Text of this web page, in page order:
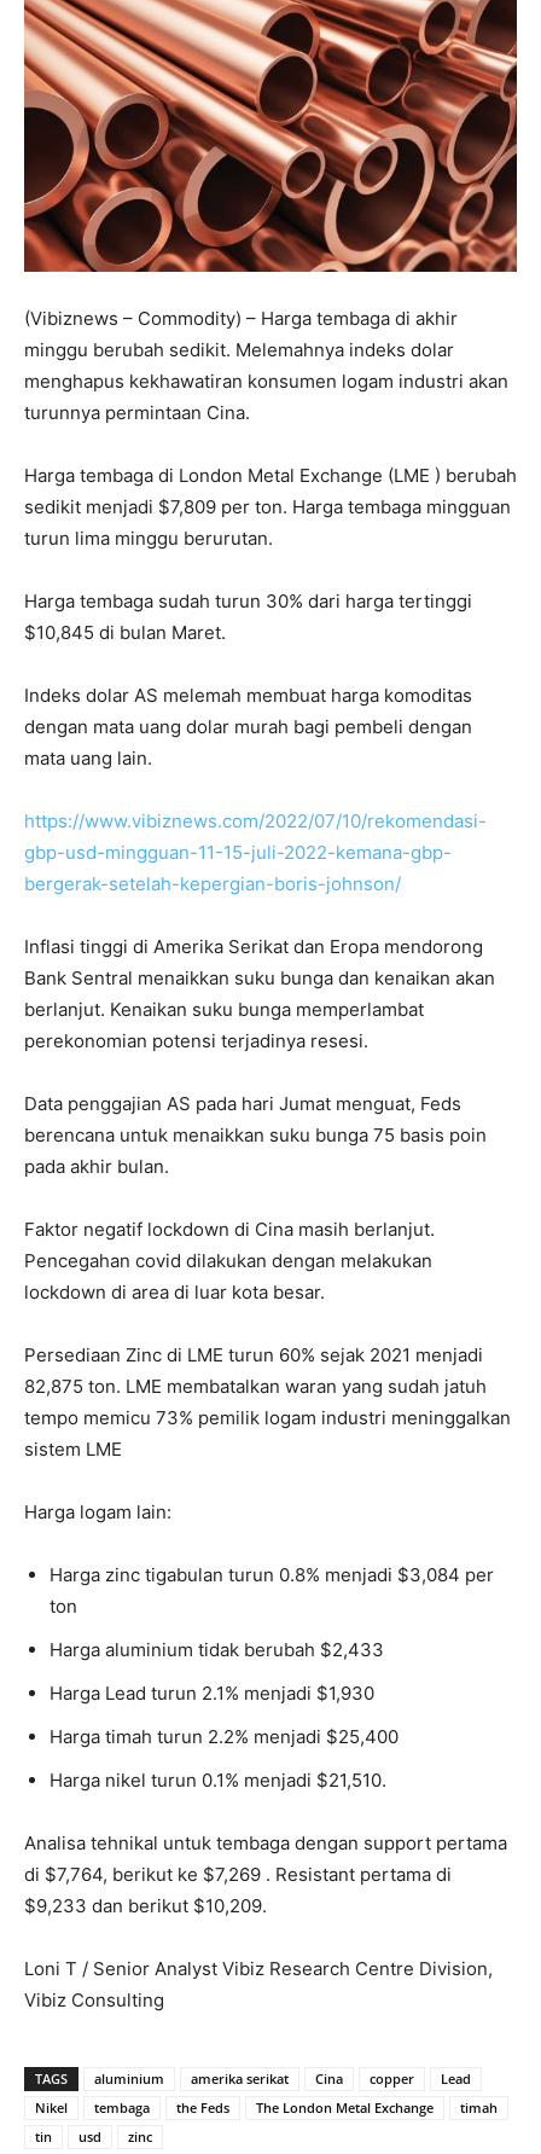
(Vibiznews – Commodity) – Harga tembaga di akhir
minggu berubah sedikit. Melemahnya indeks dolar
menghapus kekhawatiran konsumen logam industri akan
turunnya permintaan Cina.
Harga tembaga di London Metal Exchange (LME ) berubah
sedikit menjadi $7,809 per ton. Harga tembaga mingguan
turun lima minggu berurutan.
Harga tembaga sudah turun 30% dari harga tertinggi
$10,845 di bulan Maret.
Indeks dolar AS melemah membuat harga komoditas
dengan mata uang dolar murah bagi pembeli dengan
mata uang lain.
https://www.vibiznews.com/2022/07/10/rekomendasi-
gbp-usd-mingguan-11-15-juli-2022-kemana-gbp-
bergerak-setelah-kepergian-boris-johnson/
Inflasi tinggi di Amerika Serikat dan Eropa mendorong
Bank Sentral menaikkan suku bunga dan kenaikan akan
berlanjut. Kenaikan suku bunga memperlambat
perekonomian potensi terjadinya resesi.
Data penggajian AS pada hari Jumat menguat, Feds
berencana untuk menaikkan suku bunga 75 basis poin
pada akhir bulan.
Faktor negatif lockdown di Cina masih berlanjut.
Pencegahan covid dilakukan dengan melakukan
lockdown di area di luar kota besar.
Persediaan Zinc di LME turun 60% sejak 2021 menjadi
82,875 ton. LME membatalkan waran yang sudah jatuh
tempo memicu 73% pemilik logam industri meninggalkan
sistem LME
Harga logam lain:
Harga zinc tigabulan turun 0.8% menjadi $3,084 per
ton
Harga aluminium tidak berubah $2,433
Harga Lead turun 2.1% menjadi $1,930
Harga timah turun 2.2% menjadi $25,400
Harga nikel turun 0.1% menjadi $21,510.
Analisa tehnikal untuk tembaga dengan support pertama
di $7,764, berikut ke $7,269 . Resistant pertama di
$9,233 dan berikut $10,209.
Loni T / Senior Analyst Vibiz Research Centre Division,
Vibiz Consulting
TAGS aluminium amerika serikat Cina copper
Lead
Nikel
tembaga the Feds The London Metal Exchange
timah
tin
usd zinc